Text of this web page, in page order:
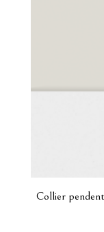
Collier